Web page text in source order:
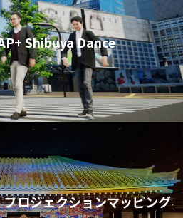
Shibuya Dance
ロジェクションマッピング